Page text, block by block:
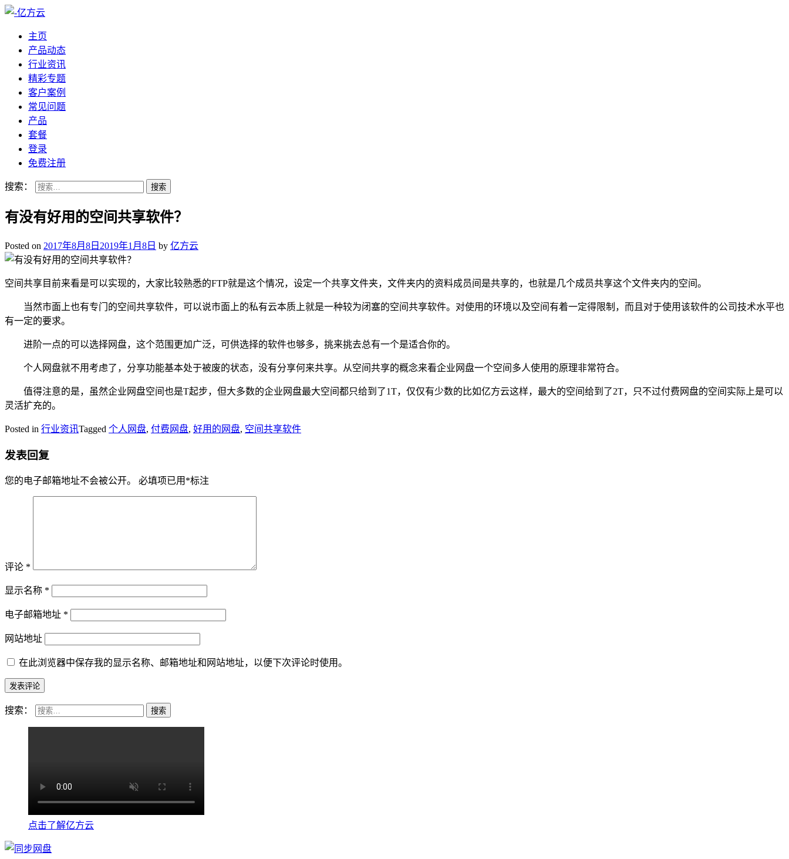
主页
产品动态
行业资讯
精彩专题
客户案例
常见问题
产品
套餐
登录
免费注册
搜索：
有没有好用的空间共享软件？
Posted on 2017年8月8日 2019年1月8日 by 亿方云
空间共享目前来看是可以实现的，大家比较熟悉的FTP就是这个情况，设定一个共享文件夹，文件夹内的资料成员间是共享的，也就是几个成员共享这个文件夹内的空间。
当然市面上也有专门的空间共享软件，可以说市面上的私有云本质上就是一种较为闭塞的空间共享软件。对使用的环境以及空间有着一定得限制，而且对于使用该软件的公司技术水平也
有一定的要求。
进阶一点的可以选择网盘，这个范围更加广泛，可供选择的软件也够多，挑来挑去总有一个是适合你的。
个人网盘就不用考虑了，分享功能基本处于被废的状态，没有分享何来共享。从空间共享的概念来看企业网盘一个空间多人使用的原理非常符合。
值得注意的是，虽然企业网盘空间也是T起步，但大多数的企业网盘最大空间都只给到了1T，仅仅有少数的比如亿方云这样，最大的空间给到了2T，只不过付费网盘的空间实际上是可以
灵活扩充的。
Posted in 行业资讯Tagged 个人网盘, 付费网盘, 好用的网盘, 空间共享软件
发表回复
您的电子邮箱地址不会被公开。 必填项已用 *标注
评论 *
显示名称 *
电子邮箱地址 *
网站地址
在此浏览器中保存我的显示名称、邮箱地址和网站地址，以便下次评论时使用。
搜索：
点击了解亿方云